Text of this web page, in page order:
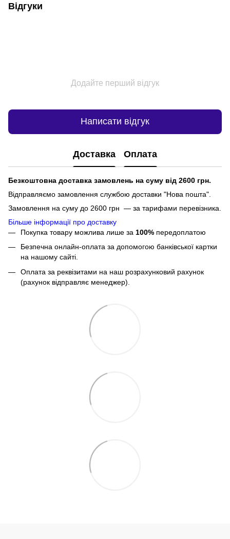
Відгуки
Додайте перший відгук
Написати відгук
Доставка Оплата
Безкоштовна доставка замовлень на суму від 2600 грн.
Відправляємо замовлення службою доставки "Нова пошта".
Замовлення на суму до 2600 грн — за тарифами перевізника.
Більше інформації про доставку
Покупка товару можлива лише за 100% передоплатою
Безпечна онлайн-оплата за допомогою банківської картки
на нашому сайті.
Оплата за реквізитами на наш розрахунковий рахунок
(рахунок відправляє менеджер).